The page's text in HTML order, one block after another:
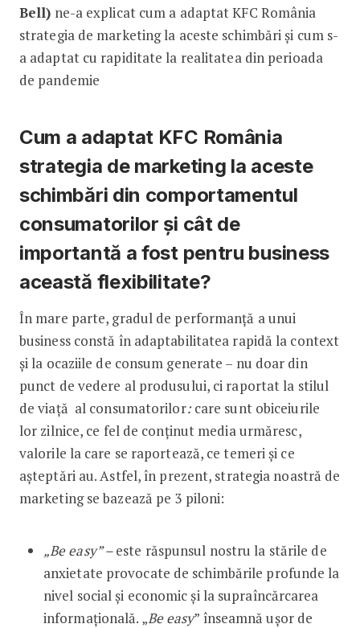
Bell) ne-a explicat cum a adaptat KFC România
strategia de marketing la aceste schimbări și cum s-
a adaptat cu rapiditate la realitatea din perioada
de pandemie
Cum a adaptat KFC România
strategia de marketing la aceste
schimbări din comportamentul
consumatorilor și cât de
importantă a fost pentru business
această flexibilitate?
În mare parte, gradul de performanță a unui
business constă în adaptabilitatea rapidă la context
și la ocaziile de consum generate – nu doar din
punct de vedere al produsului, ci raportat la stilul
de viață al consumatorilor:care sunt obiceiurile
lor zilnice, ce fel de conținut media urmăresc,
valorile la care se raportează, ce temeri și ce
așteptări au. Astfel, în prezent, strategia noastră de
marketing se bazează pe 3 piloni:
„Be easy” –este răspunsul nostru la stările de
anxietate provocate de schimbările profunde la
nivel social și economic și la supraîncărcarea
informațională. „Be easy” înseamnă ușor de